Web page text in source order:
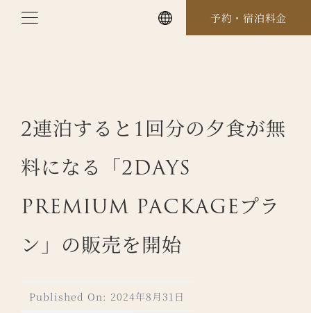
Skip
予約・宿泊料金
2連泊すると1回分の夕食が無
料になる「2DAYS
PREMIUM PACKAGEプラ
ン」の販売を開始
Published On: 2024年8月31日